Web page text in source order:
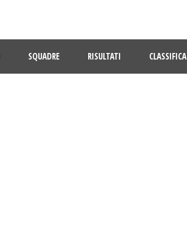
SQUADRE RISULTATI CLASSIFICA